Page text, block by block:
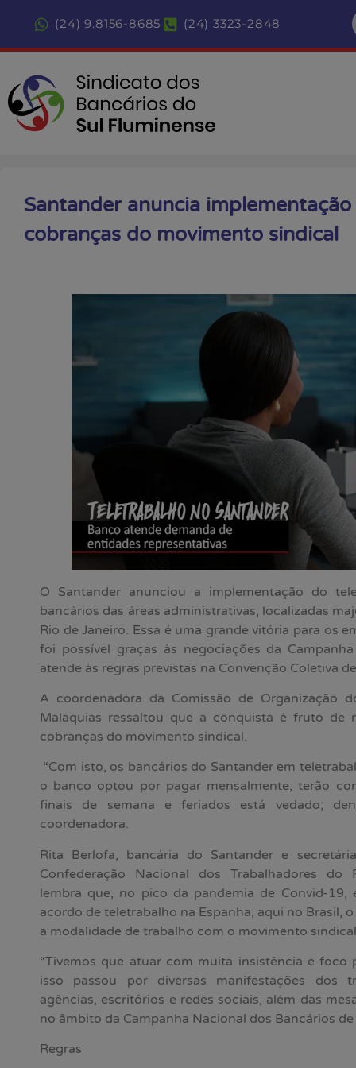
(24) 9.8156-8685 (24) 3323-2848
Santander anuncia
cobranças do movimento sindical
O Santander anunciou a implementação do
bancários das áreas administrativas, localizadas
Rio de Janeiro. Essa é uma grande vitória para os
foi possível graças às negociações da
atende às regras previstas na Convenção Coletiva
A coordenadora da Comissão de Organização
Malaquias ressaltou que a conquista é fruto de
cobranças do movimento sindical.
“Com isto, os bancários do Santander em
o banco optou por pagar mensalmente; terão
finais de semana e feriados está vedado;
coordenadora.
Rita Berlofa, bancária do Santander e
Confederação Nacional dos Trabalhadores do
lembra que, no pico da pandemia de Convid-19,
acordo de teletrabalho na Espanha, aqui no Brasil,
a modalidade de trabalho com o movimento
“Tivemos que atuar com muita insistência e foco
isso passou por diversas manifestações dos
agências, escritórios e redes sociais, além das
no âmbito da Campanha Nacional dos Bancários de
Regras